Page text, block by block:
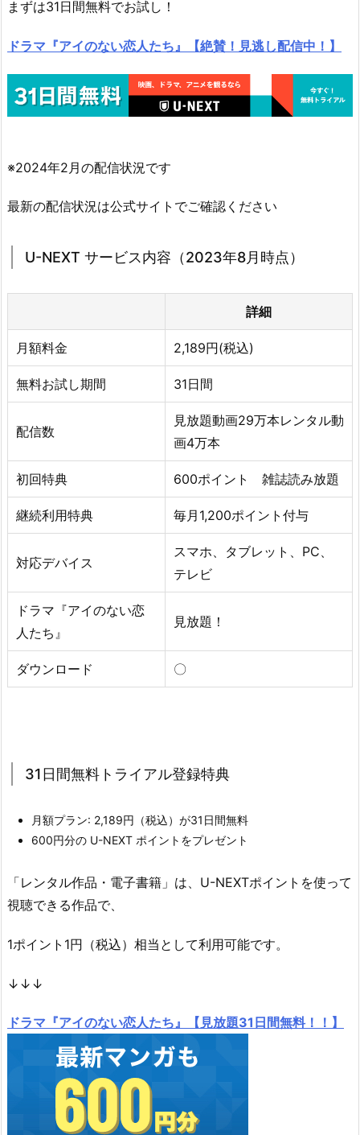
まずは31日間無料でお試し！
ドラマ『アイのない恋人たち』【絶賛！見逃し配信中！】
※2024年2月の配信状況です
最新の配信状況は公式サイトでご確認ください
U-NEXT サービス内容（2023年8月時点）
詳細
月額料金 2,189円(税込)
無料お試し期間 31日間
配信数
見放題動画29万本レンタル動
画4万本
初回特典 600ポイント 雑誌読み放題
継続利用特典 毎月1,200ポイント付与
対応デバイス
スマホ、タブレット、PC、
テレビ
ドラマ『アイのない恋
人たち』
見放題！
ダウンロード 〇
31日間無料トライアル登録特典
月額プラン: 2,189円（税込）が31日間無料
600円分の U-NEXT ポイントをプレゼント
「レンタル作品・電子書籍」は、U-NEXTポイントを使って
視聴できる作品で、
1ポイント1円（税込）相当として利用可能です。
↓↓↓
ドラマ『アイのない恋人たち』【見放題31日間無料！！】